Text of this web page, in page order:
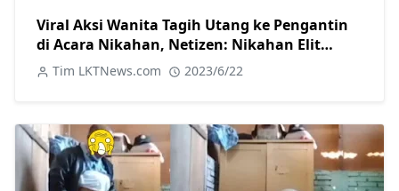
Viral Aksi Wanita Tagih Utang ke Pengantin
di Acara Nikahan, Netizen: Nikahan Elit
Bayar Hutang Sulit
Tim LKTNews.com 2023/6/22